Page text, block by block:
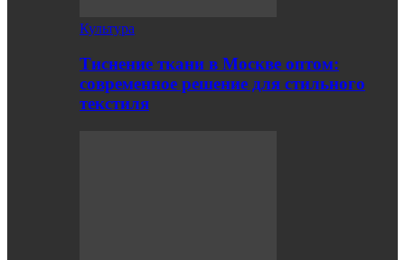
Культура
Тиснение ткани в Москве оптом:
современное решение для стильного
текстиля